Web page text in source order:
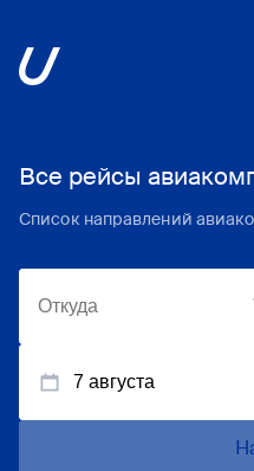
Все рейсы
Список направлений
7 августа